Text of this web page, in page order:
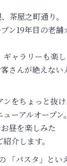
茶屋之町通り。
ン19年目の老舗
ャラリーも楽
さんが絶えない
をちょっと抜
ーアルオープン
昼を楽しみた
介します。
「パスタ」とい